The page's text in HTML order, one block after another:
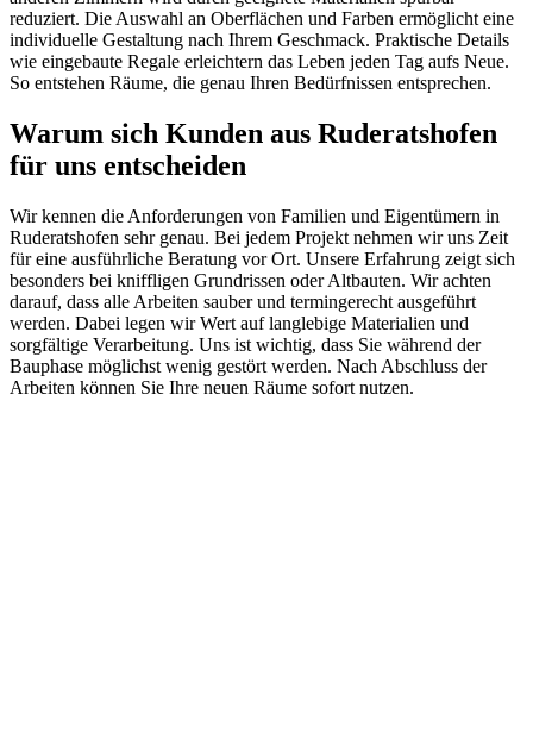
reduziert. Die Auswahl an Oberflächen und Farben ermöglicht eine
individuelle Gestaltung nach Ihrem Geschmack. Praktische Details
wie eingebaute Regale erleichtern das Leben jeden Tag aufs Neue.
So entstehen Räume, die genau Ihren Bedürfnissen entsprechen.
Warum sich Kunden aus Ruderatshofen
für uns entscheiden
Wir kennen die Anforderungen von Familien und Eigentümern in
Ruderatshofen sehr genau. Bei jedem Projekt nehmen wir uns Zeit
für eine ausführliche Beratung vor Ort. Unsere Erfahrung zeigt sich
besonders bei kniffligen Grundrissen oder Altbauten. Wir achten
darauf, dass alle Arbeiten sauber und termingerecht ausgeführt
werden. Dabei legen wir Wert auf langlebige Materialien und
sorgfältige Verarbeitung. Uns ist wichtig, dass Sie während der
Bauphase möglichst wenig gestört werden. Nach Abschluss der
Arbeiten können Sie Ihre neuen Räume sofort nutzen.